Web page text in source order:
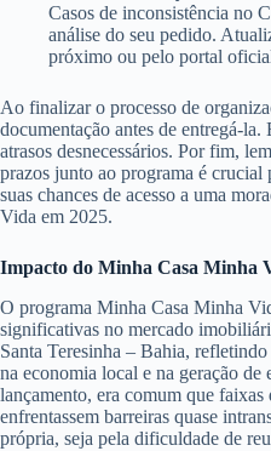
Casos de inconsistência no
análise do seu pedido.
próximo ou pelo portal
Ao finalizar o processo de
documentação antes de entregá-
atrasos desnecessários. Por fim,
prazos junto ao programa é crucial
suas chances de acesso a uma
Vida em 2025.
Impacto do Minha Casa Minha
O programa Minha Casa Minha
significativas no mercado
Santa Teresinha – Bahia,
na economia local e na geração de
lançamento, era comum que
enfrentassem barreiras quase
própria, seja pela dificuldade de